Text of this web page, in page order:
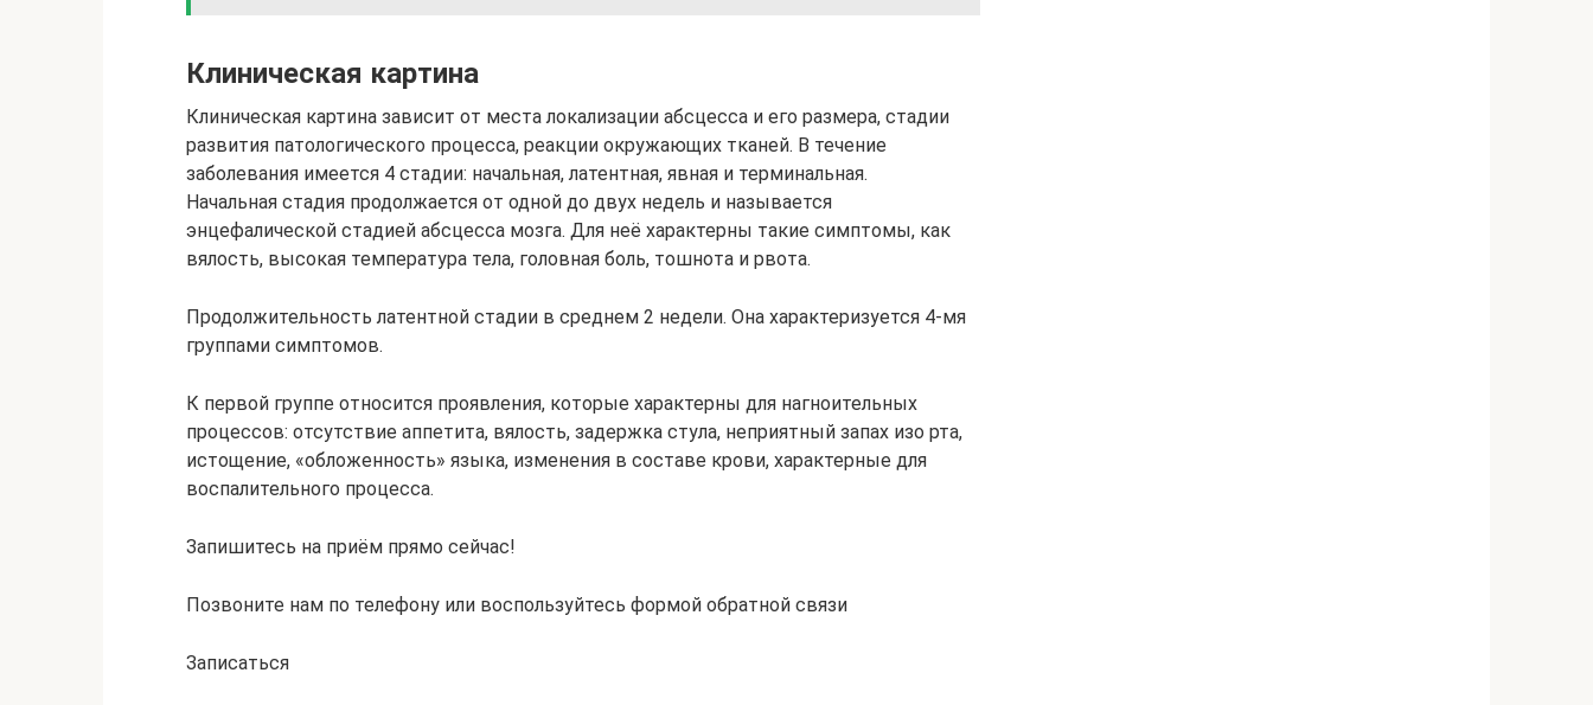
Клиническая картина
Клиническая картина зависит от места локализации абсцесса и его размера, стадии
развития патологического процесса, реакции окружающих тканей. В течение
заболевания имеется 4 стадии: начальная, латентная, явная и терминальная.
Начальная стадия продолжается от одной до двух недель и называется
энцефалической стадией абсцесса мозга. Для неё характерны такие симптомы, как
вялость, высокая температура тела, головная боль, тошнота и рвота.
Продолжительность латентной стадии в среднем 2 недели. Она характеризуется 4-мя
группами симптомов.
К первой группе относится проявления, которые характерны для нагноительных
процессов: отсутствие аппетита, вялость, задержка стула, неприятный запах изо рта,
истощение, «обложенность» языка, изменения в составе крови, характерные для
воспалительного процесса.
Запишитесь на приём прямо сейчас!
Позвоните нам по телефону или воспользуйтесь формой обратной связи
Записаться